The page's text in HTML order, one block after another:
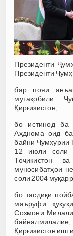
Президенти
Президенти
бар пояи
мутақобили
Қирғизистон,
бо истинод ба
Аҳднома оид ба
байни Ҷумҳурии
12 июли соли
Тоҷикистон
муносибатҳои
соли 2004
бо тасдиқи
маъруфи
Созмони
байналмилалие,
Қирғизистон